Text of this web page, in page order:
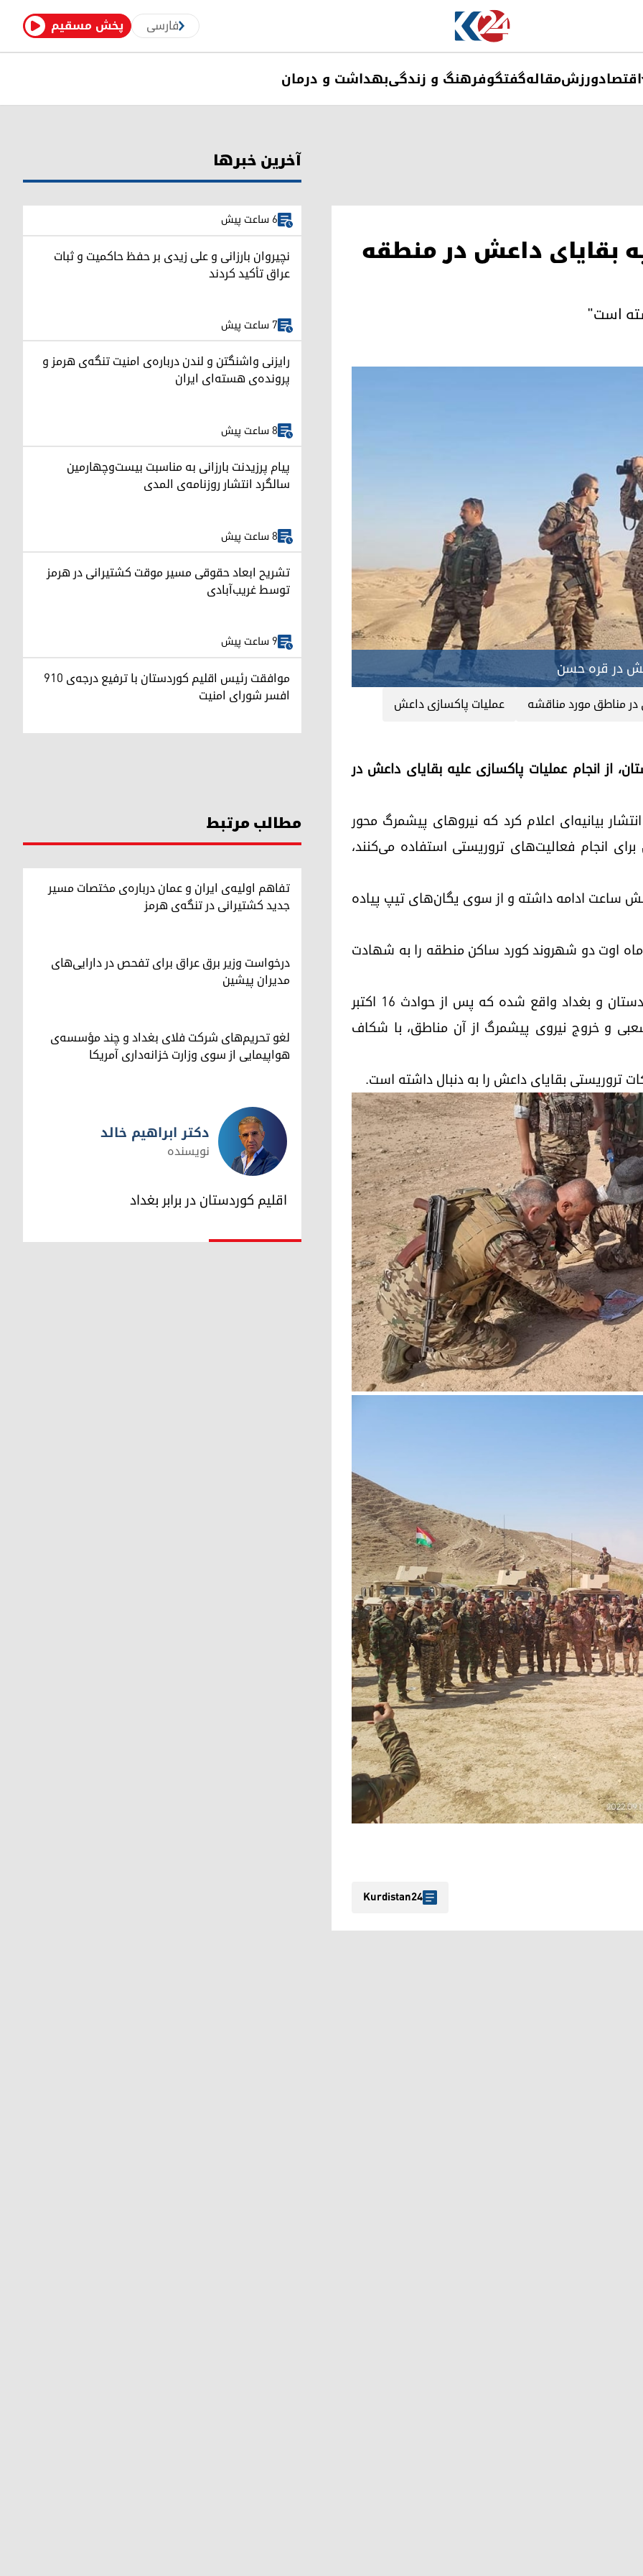
پخش مسقیم فارسی
اقتصادورزشمقالهگفتگوفرهنگ و زندگیبهداشت و درمان
بقایای داعش در منطقه
است"
در قره حسن
مناطق مورد مناقشه عملیات پاکسازی داعش
کوردستان، از انجام عملیات پاکسازی علیه بقایای داعش در
بیانیه‌ای اعلام کرد که نیروهای پیشمرگ محور
انجام فعالیت‌های تروریستی استفاده می‌کنند،
ساعت ادامه داشته و از سوی یگان‌های تیپ پیاده
اوت دو شهروند کورد ساکن منطقه را به شهادت
قره حسن در مناطق مورد مناقشه میان اقلیم کوردستان و بغداد واقع شده که پس از حوادث ١٦ اکتبر
و خروج نیروی پیشمرگ از آن مناطق، با شکاف
تروریستی بقایای داعش را به دنبال داشته است.
Kurdistan24
آخرین خبرها
6 ساعت پیش
نچیروان بارزانی و علی زیدی بر حفظ حاکمیت و ثبات
عراق تأکید کردند
7 ساعت پیش
رایزنی واشنگتن و لندن درباره‌ی امنیت تنگه‌ی هرمز و
پرونده‌ی هسته‌ای ایران
8 ساعت پیش
پیام پرزیدنت بارزانی به مناسبت بیست‌وچهارمین
سالگرد انتشار روزنامه‌ی المدی
8 ساعت پیش
تشریح ابعاد حقوقی مسیر موقت کشتیرانی در هرمز
توسط غریب‌آبادی
9 ساعت پیش
موافقت رئیس اقلیم کوردستان با ترفیع درجه‌ی ۹۱۰
افسر شورای امنیت
مطالب مرتبط
تفاهم اولیه‌ی ایران و عمان درباره‌ی مختصات مسیر
جدید کشتیرانی در تنگه‌ی هرمز
درخواست وزیر برق عراق برای تفحص در دارایی‌های
مدیران پیشین
لغو تحریم‌های شرکت فلای بغداد و چند مؤسسه‌ی
هواپیمایی از سوی وزارت خزانه‌داری آمریکا
دکتر ابراهیم خالد
دکتر ابراهیم خالد
نویسنده
اقلیم کوردستان در برابر بغداد